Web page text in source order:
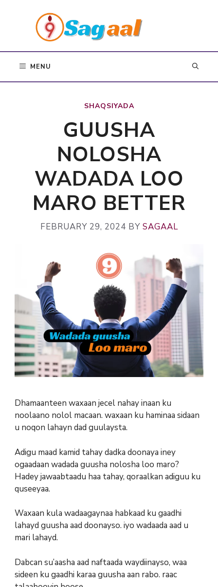
MENU
SHAQSIYADA
GUUSHA
NOLOSHA
WADADA LOO
MARO BETTER
FEBRUARY 29, 2024 BY SAGAAL
Dhamaanteen waxaan jecel nahay inaan ku
noolaano nolol macaan. waxaan ku haminaa sidaan
u noqon lahayn dad guulaysta.
Adigu maad kamid tahay dadka doonaya iney
ogaadaan wadada guusha nolosha loo maro?
Hadey jawaabtaadu haa tahay, qoraalkan adiguu ku
quseeyaa.
Waxaan kula wadaagaynaa habkaad ku gaadhi
lahayd guusha aad doonayso. iyo wadaada aad u
mari lahayd.
Dabcan su’aasha aad naftaada waydiinayso, waa
sideen ku gaadhi karaa guusha aan rabo. raac